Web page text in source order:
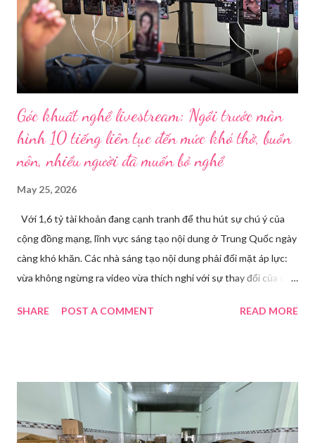
Góc khuất nghề livestream: Ngồi trước màn
hình 10 tiếng liên tục đến mức khó thở, buồn
nôn, nhiều người đã muốn bỏ nghề
May 25, 2026
Với 1,6 tỷ tài khoản đang cạnh tranh để thu hút sự chú ý của
cộng đồng mạng, lĩnh vực sáng tạo nội dung ở Trung Quốc ngày
càng khó khăn. Các nhà sáng tạo nội dung phải đối mặt áp lực:
vừa không ngừng ra video vừa thích nghi với sự thay đổi của các
Huawei tại Hội nghị Di động Thế giới tại Thượng Hải năm 2021.
thay đồ. Chỉ trong vài phút, phòng khách được sắp xếp lại. Hai
đèn chiếu ngược sáng bật lên. Một chiếc điện thoại được gắn cố
định. Cả ba người vào vị trí. Wu đã chuẩn bị sẵn lời thoại và trao
SHARE POST A COMMENT READ MORE